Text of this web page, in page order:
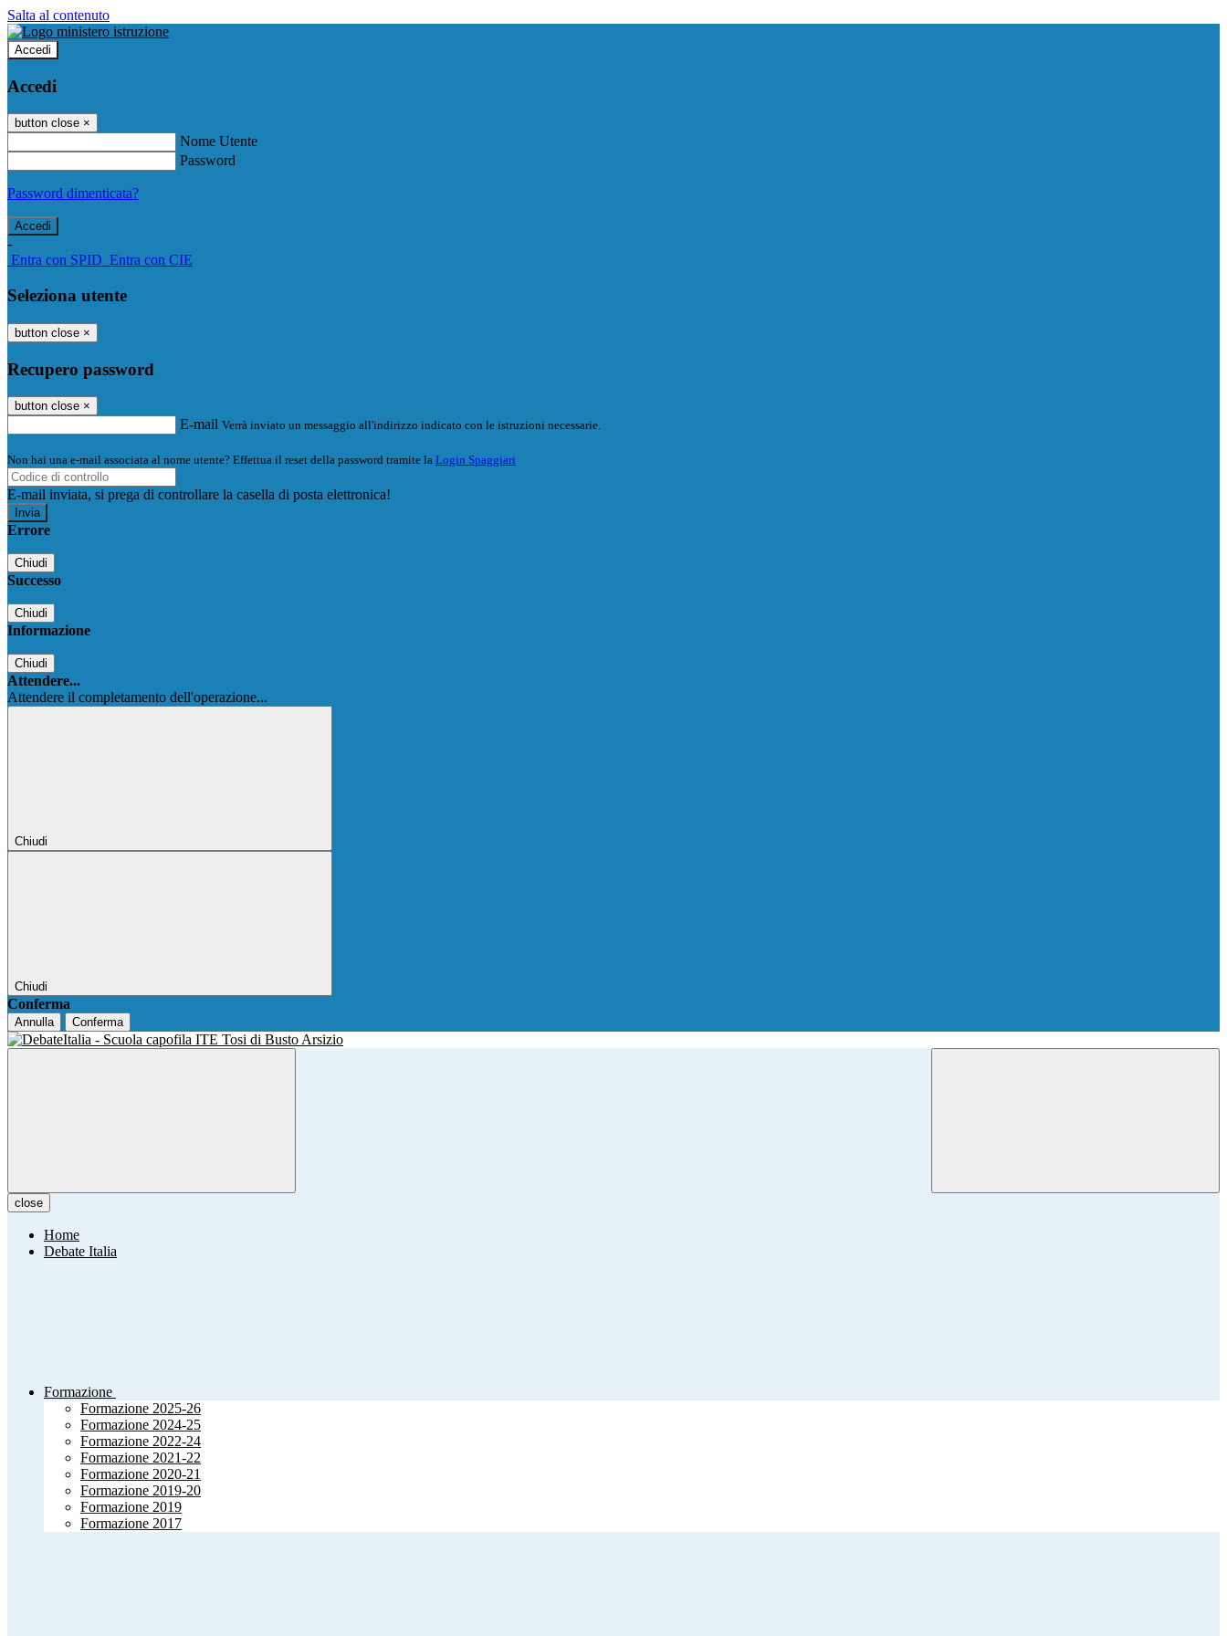
Salta al contenuto
Accedi
Accedi
button close ×
Nome Utente
Password
Password dimenticata?
-
Entra con SPID Entra con CIE
Seleziona utente
button close ×
Recupero password
button close ×
E-mail Verrà inviato un messaggio all'indirizzo indicato con le istruzioni necessarie.
Non hai una e-mail associata al nome utente? Effettua il reset della password tramite la Login Spaggiari
E-mail inviata, si prega di controllare la casella di posta elettronica!
Errore
Chiudi
Successo
Chiudi
Informazione
Chiudi
Attendere...
Attendere il completamento dell'operazione...
Chiudi
Chiudi
Conferma
Annulla Conferma
close
Home
Debate Italia
Formazione
Formazione 2025-26
Formazione 2024-25
Formazione 2022-24
Formazione 2021-22
Formazione 2020-21
Formazione 2019-20
Formazione 2019
Formazione 2017